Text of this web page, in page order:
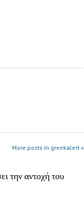
More posts in greekalert »
την αντοχή του